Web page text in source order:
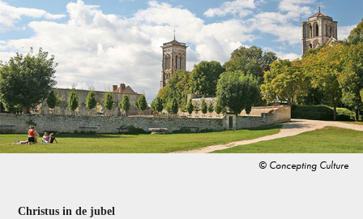
© Concepting Culture
Christus in de jubel